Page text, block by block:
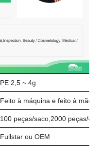
PE 2,5 ~ 4g
Feito à máquina e feito à mão
100 peças/saco,2000 peças/ctn
Fullstar ou OEM